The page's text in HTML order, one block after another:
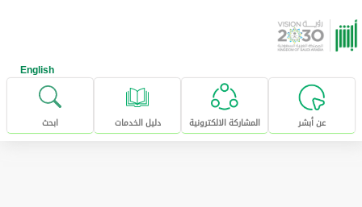
تخطى للإنتقال إلى المحتوى الرئيسي
English
عن أبشر المشاركة الالكترونية دليل الخدمات ابحث